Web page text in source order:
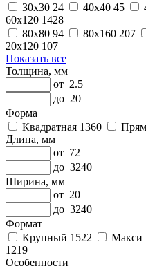
30x30 24 40x40 45
60x120 1428
80x80 94 80x160 207
20x120 107
Показать все
Толщина, мм
от 2.5
до 20
Форма
Квадратная 1360
Длина, мм
от 72
до 3240
Ширина, мм
от 20
до 3240
Формат
Крупный 1522 Макси
1219
Особенности